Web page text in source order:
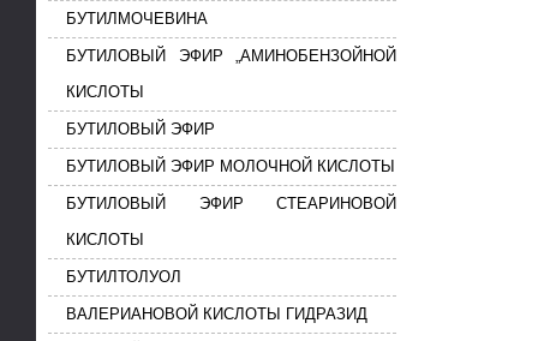
БУТИЛМОЧЕВИНА
БУТИЛОВЫЙ ЭФИР „АМИНОБЕНЗОЙНОЙ
КИСЛОТЫ
БУТИЛОВЫЙ ЭФИР
БУТИЛОВЫЙ ЭФИР МОЛОЧНОЙ КИСЛОТЫ
БУТИЛОВЫЙ ЭФИР СТЕАРИНОВОЙ
КИСЛОТЫ
БУТИЛТОЛУОЛ
ВАЛЕРИАНОВОЙ КИСЛОТЫ ГИДРАЗИД